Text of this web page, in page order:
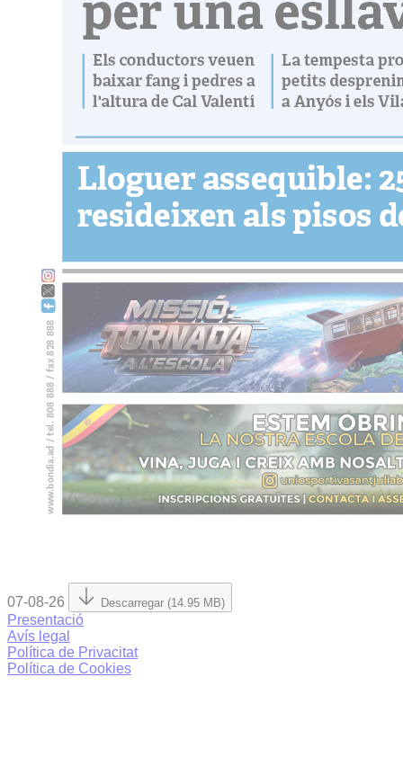
07-08-26 Descarregar (14.95 MB)
Presentació
Avís legal
Política de Privacitat
Política de Cookies